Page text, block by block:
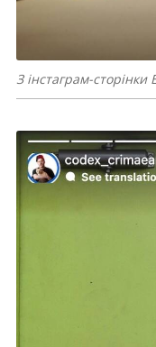
З інстаграм-сторінки